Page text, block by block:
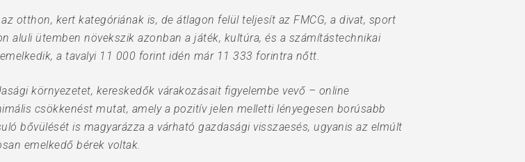
otthon, kert kategóriának is, de átlagon felül teljesít az FMCG, a divat, sport
aluli ütemben növekszik azonban a játék, kultúra, és a számítástechnikai
a tavalyi 11 000 forint idén már 11 333 forintra nőtt.
környezetet, kereskedők várakozásait figyelembe vevő – online
csökkenést mutat, amely a pozitív jelen melletti lényegesen borúsabb
bővülését is magyarázza a várható gazdasági visszaesés, ugyanis az elmúlt
emelkedő bérek voltak.